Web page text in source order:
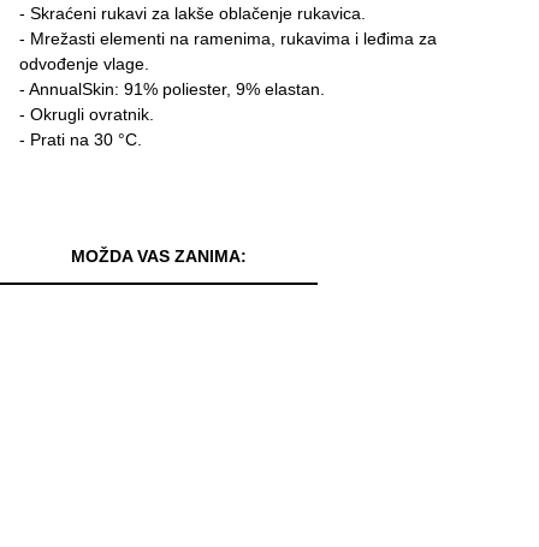
- Skraćeni rukavi za lakše oblačenje rukavica.
- Mrežasti elementi na ramenima, rukavima i leđima za
odvođenje vlage.
- AnnualSkin: 91% poliester, 9% elastan.
- Okrugli ovratnik.
- Prati na 30 °C.
MOŽDA VAS ZANIMA: